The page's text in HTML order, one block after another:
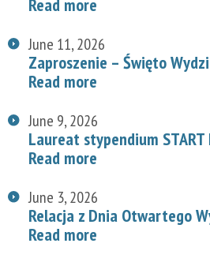
June 11, 2026
Zaproszenie – Święto
Read more
June 9, 2026
Laureat stypendium START
Read more
June 3, 2026
Relacja z Dnia Otwartego
Read more